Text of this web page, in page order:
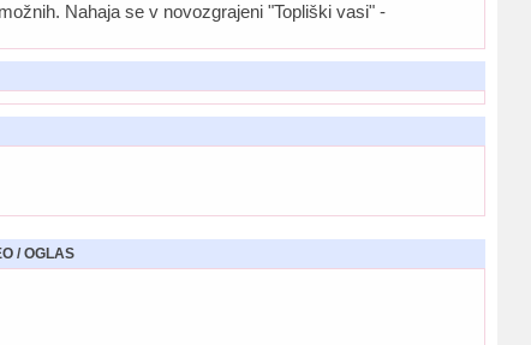
Nahaja se v novozgrajeni "Topliški vasi" -
/ OGLAS